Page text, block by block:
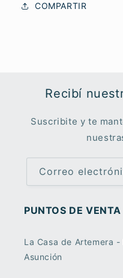
COMPARTIR
Recibí
Suscribite y te
Correo
PUNTOS DE VENTA
La Casa de Artemera
Asunción